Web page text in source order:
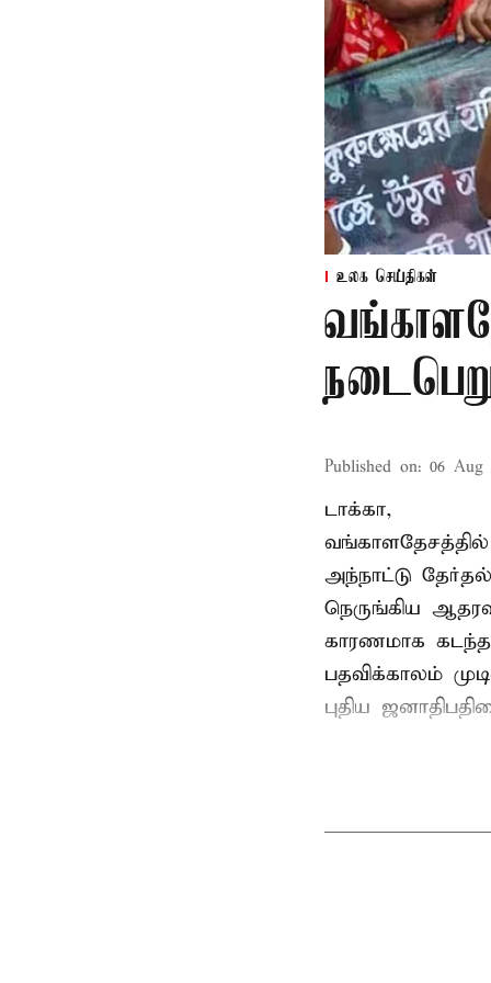
உலக செய்திகள்
Published on: 06 Aug
டாக்கா,
அந்நாட்டு
நெருங்கிய
காரணமாக
பதவிக்காலம்
புதிய